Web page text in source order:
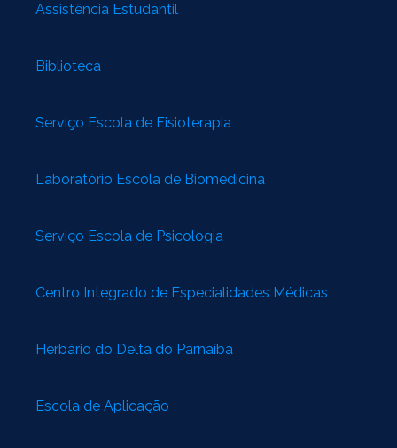
Assistência Estudantil
Biblioteca
Serviço Escola de Fisioterapia
Laboratório Escola de Biomedicina
Serviço Escola de Psicologia
Centro Integrado de Especialidades Médicas
Herbário do Delta do Parnaíba
Escola de Aplicação